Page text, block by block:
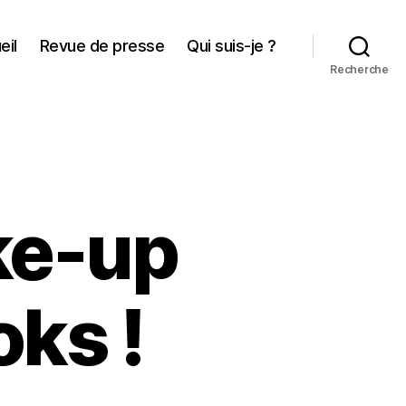
Revue de presse Qui suis-je ?
Recherche
up
!